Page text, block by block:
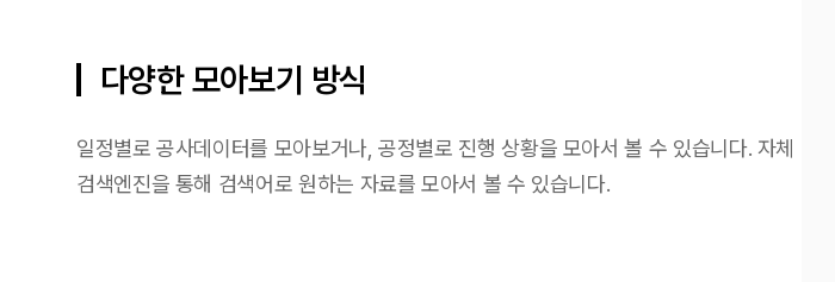
다양한 모아보기 방식
일정별로 공사데이터를 모아보거나, 공정별로 진행 상황을 모아서 볼 수 있습니다. 자체
검색엔진을 통해 검색어로 원하는 자료를 모아서 볼 수 있습니다.